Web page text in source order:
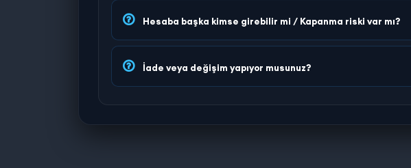
Hesaba başka kimse girebilir mi / Kapanma riski var mı?
İade veya değişim yapıyor musunuz?